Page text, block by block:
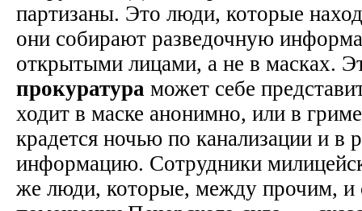
партизаны. Это люди, которые
они собирают разведочную
открытыми лицами, а не в масках.
прокуратура может себе
ходит в маске анонимно, или в
крадется ночью по канализации и в
информацию. Сотрудники
же люди, которые, между прочим, и